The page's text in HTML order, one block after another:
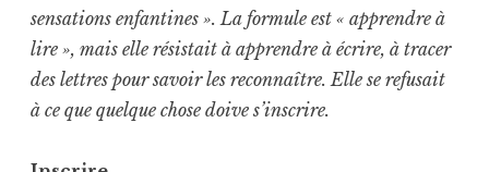
sensations enfantines ». La formule est « apprendre à
lire », mais elle résistait à apprendre à écrire, à tracer
des lettres pour savoir les reconnaître. Elle se refusait
à ce que quelque chose doive s’inscrire.